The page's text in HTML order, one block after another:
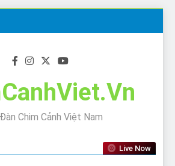
Chim Cảnh Việt Nam
Live Now